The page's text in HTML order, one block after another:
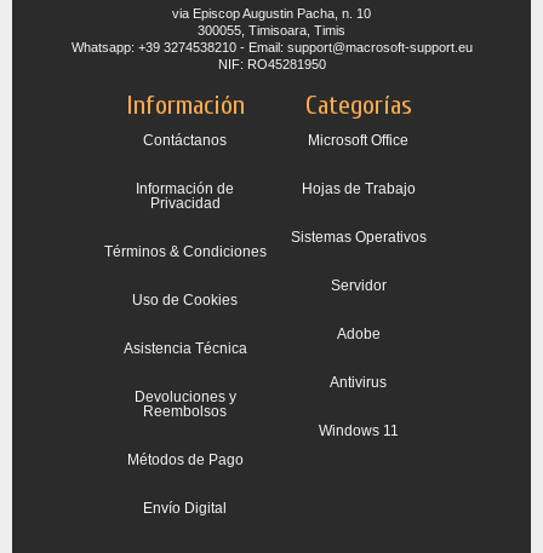
via Episcop Augustin Pacha, n. 10
300055, Timisoara, Timis
Whatsapp: +39 3274538210 - Email: support@macrosoft-support.eu
NIF: RO45281950
Información
Contáctanos
Información de
Privacidad
Términos & Condiciones
Uso de Cookies
Asistencia Técnica
Devoluciones y
Reembolsos
Métodos de Pago
Envío Digital
Categorías
Microsoft Office
Hojas de Trabajo
Sistemas Operativos
Servidor
Adobe
Antivirus
Windows 11